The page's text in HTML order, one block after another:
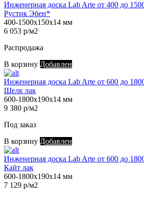
Инженерная доска Lab Arte от 400 до
Рустик Эбен*
400-1500х150х14 мм
6 053 р/м2
Распродажа
В корзину Добавлен
Инженерная доска Lab Arte от 600 до
Шелк лак
600-1800х190х14 мм
9 380 р/м2
Под заказ
В корзину Добавлен
Инженерная доска Lab Arte от 600 до
Кайт лак
600-1800х190х14 мм
7 129 р/м2